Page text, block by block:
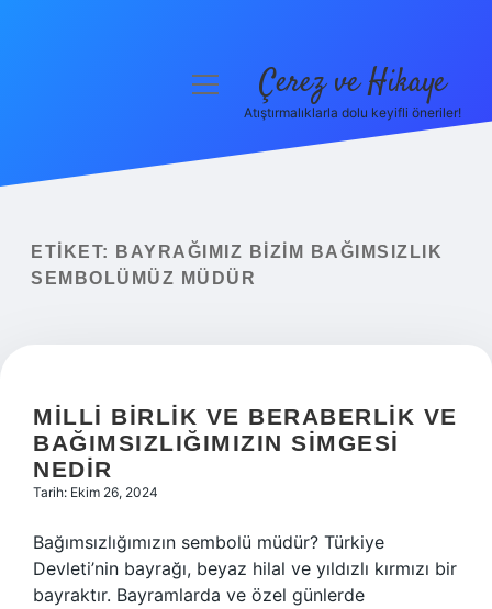
Yasal Uyarı
menüyü Çerez ve Hikaye
Atıştırmalıklarla dolu keyifli öneriler!
ETIKET:
BAYRAĞIMIZ BIZIM BAĞIMSIZLIK
SEMBOLÜMÜZ MÜDÜR
MILLI BIRLIK VE BERABERLIK VE
BAĞIMSIZLIĞIMIZIN SIMGESI
NEDIR
Tarih: Ekim 26, 2024
Bağımsızlığımızın sembolü müdür? Türkiye
Devleti’nin bayrağı, beyaz hilal ve yıldızlı kırmızı bir
bayraktır. Bayramlarda ve özel günlerde